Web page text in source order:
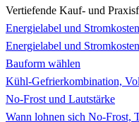
Vertiefende Kauf- und
Energielabel und Stromkosten
Energielabel und
Bauform wählen
Kühl-Gefrierkombination,
No-Frost und Lautstärke
Wann lohnen sich No-Frost,